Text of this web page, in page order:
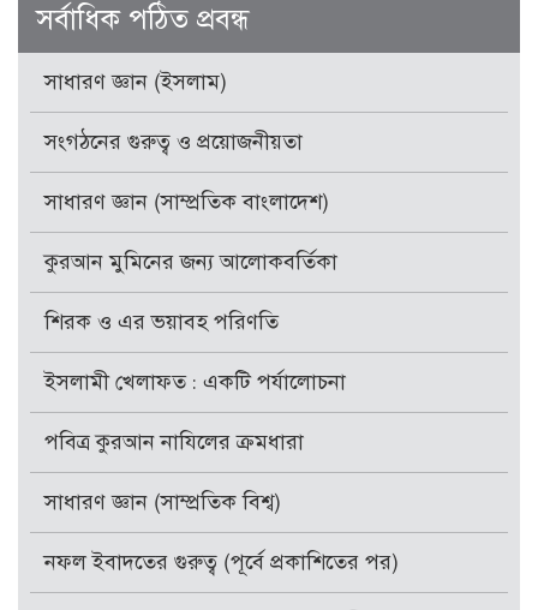
সর্বাধিক পঠিত প্রবন্ধ
সাধারণ জ্ঞান (ইসলাম)
সংগঠনের গুরুত্ব ও প্রয়োজনীয়তা
সাধারণ জ্ঞান (সাম্প্রতিক বাংলাদেশ)
কুরআন মুমিনের জন্য আলোকবর্তিকা
শিরক ও এর ভয়াবহ পরিণতি
ইসলামী খেলাফত : একটি পর্যালোচনা
পবিত্র কুরআন নাযিলের ক্রমধারা
সাধারণ জ্ঞান (সাম্প্রতিক বিশ্ব)
নফল ইবাদতের গুরুত্ব (পূর্বে প্রকাশিতের পর)